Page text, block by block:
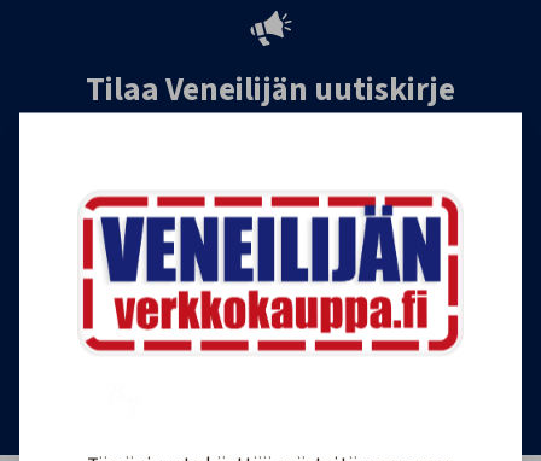
Tilaa Veneilijän uutiskirje
ensimmäisten joukossa. Lähetämme 1-4
uutiskirjettä kuukaudessa. Voit perua uutiskirjeen
tilauksen milloin tahansa.